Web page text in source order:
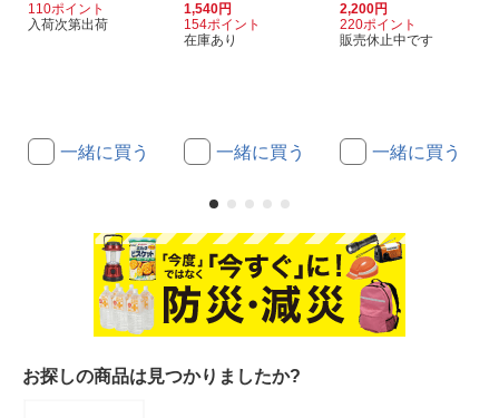
110ポイント
入荷次第出荷
一緒に買う
1,540円
154ポイント
在庫あり
一緒に買う
2,200円
220ポイント
販売休止中です
一緒に買う
お探しの商品は見つかりましたか?